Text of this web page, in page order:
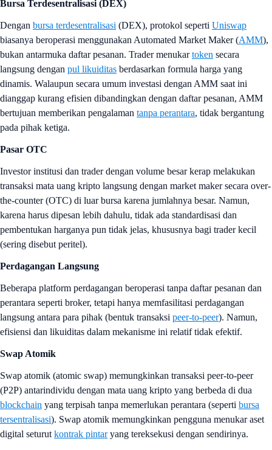
Bursa Terdesentralisasi (DEX)
Dengan bursa terdesentralisasi (DEX), protokol seperti Uniswap
biasanya beroperasi menggunakan Automated Market Maker (AMM),
bukan antarmuka daftar pesanan. Trader menukartoken secara
langsung dengan pul likuiditas berdasarkan formula harga yang
dinamis. Walaupun secara umum investasi dengan AMM saat ini
dianggap kurang efisien dibandingkan dengan daftar pesanan, AMM
bertujuan memberikan pengalaman tanpa perantara, tidak bergantung
pada pihak ketiga.
Pasar OTC
Investor institusi dan trader dengan volume besar kerap melakukan
transaksi mata uang kripto langsung dengan market maker secara over-
the-counter (OTC) di luar bursa karena jumlahnya besar. Namun,
karena harus dipesan lebih dahulu, tidak ada standardisasi dan
pembentukan harganya pun tidak jelas, khususnya bagi trader kecil
(sering disebut peritel).
Perdagangan Langsung
Beberapa platform perdagangan beroperasi tanpa daftar pesanan dan
perantara seperti broker, tetapi hanya memfasilitasi perdagangan
langsung antara para pihak (bentuk transaksi peer-to-peer). Namun,
efisiensi dan likuiditas dalam mekanisme ini relatif tidak efektif.
Swap Atomik
Swap atomik (atomic swap) memungkinkan transaksi peer-to-peer
(P2P) antarindividu dengan mata uang kripto yang berbeda di dua
blockchain yang terpisah tanpa memerlukan perantara (seperti bursa
tersentralisasi). Swap atomik memungkinkan pengguna menukar aset
digital seturut kontrak pintaryang tereksekusi dengan sendirinya.